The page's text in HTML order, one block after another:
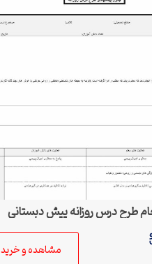
طرح درس روزانه پیش دبستانی
مشاهده و خرید